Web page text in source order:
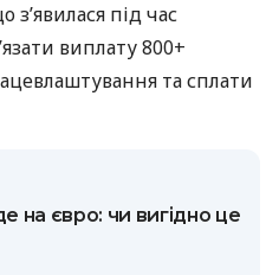
під час
виплату 800+
та сплати
на євро: чи вигідно це